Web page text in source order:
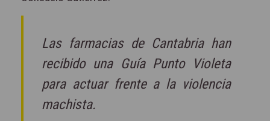
Las farmacias de Cantabria han
recibido una Guía Punto Violeta
para actuar frente a la violencia
machista.